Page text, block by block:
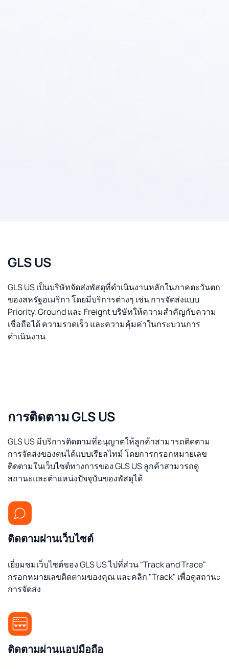
GLS US
GLS US เป็นบริษัทจัดส่งพัสดุที่ดำเนินงานหลักในภาคตะวันตก
ของสหรัฐอเมริกา โดยมีบริการต่างๆ เช่น การจัดส่งแบบ
Priority, Ground และ Freight บริษัทให้ความสำคัญกับความ
เชื่อถือได้ ความรวดเร็ว และความคุ้มค่าในกระบวนการ
ดำเนินงาน
การติดตาม GLS US
GLS US มีบริการติดตามที่อนุญาตให้ลูกค้าสามารถติดตาม
การจัดส่งของตนได้แบบเรียลไทม์ โดยการกรอกหมายเลข
ติดตามในเว็บไซต์ทางการของ GLS US ลูกค้าสามารถดู
สถานะและตำแหน่งปัจจุบันของพัสดุได้
ติดตามผ่านเว็บไซต์
เยี่ยมชมเว็บไซต์ของ GLS US ไปที่ส่วน "Track and Trace"
กรอกหมายเลขติดตามของคุณ และคลิก "Track" เพื่อดูสถานะ
การจัดส่ง
ติดตามผ่านแอปมือถือ